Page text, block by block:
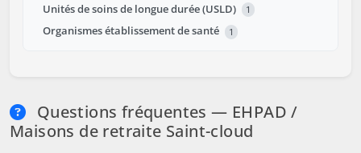
Unités de soins de longue durée (USLD) 1
Organismes établissement de santé 1
Questions fréquentes — EHPAD /
Maisons de retraite Saint-cloud